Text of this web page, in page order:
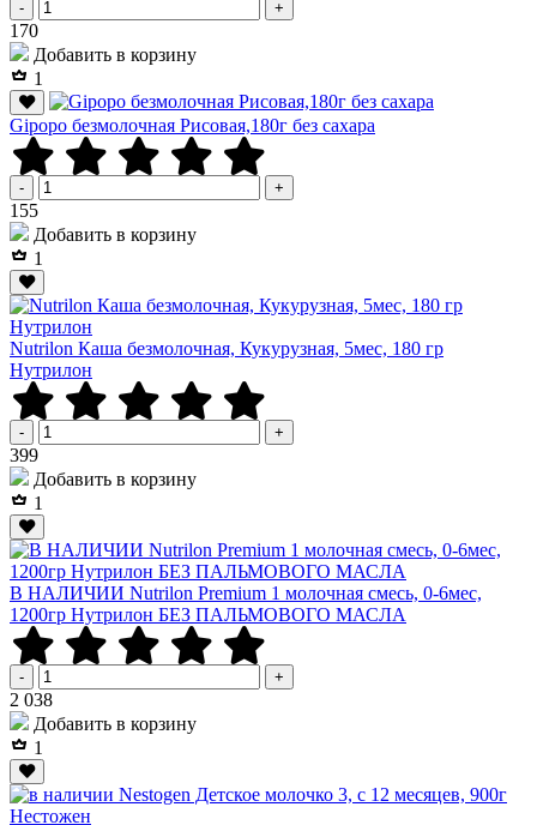
- +
170Р
Добавить в корзину
1
Gipopo безмолочная Рисовая,180г без сахара
- +
155Р
Добавить в корзину
1
Nutrilon Каша безмолочная, Кукурузная, 5мес, 180 гр
Нутрилон
- +
399Р
Добавить в корзину
1
В НАЛИЧИИ Nutrilon Premium 1 молочная смесь, 0-6мес,
1200гр Нутрилон БЕЗ ПАЛЬМОВОГО МАСЛА
- +
2 038Р
Добавить в корзину
1